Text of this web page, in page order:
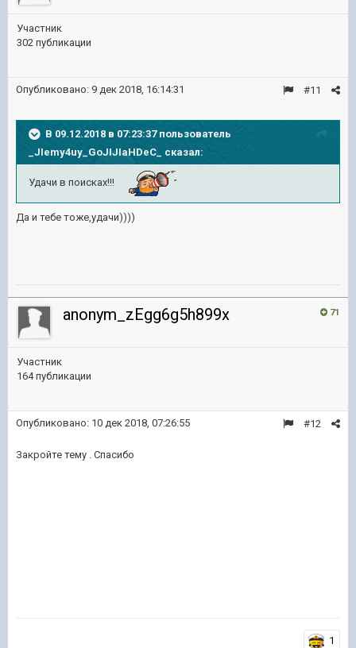
Участник
302 публикации
#11
Опубликовано: 9 дек 2018, 16:14:31
В 09.12.2018 в 07:23:37 пользователь
_JIemy4uy_GoJIJIaHDeC_ сказал:
Удачи в поисках!!!
Да и тебе тоже,удачи))))
71
anonym_zEgg6g5h899x
Участник
164 публикации
#12
Опубликовано: 10 дек 2018, 07:26:55
Закройте тему . Спасибо
1